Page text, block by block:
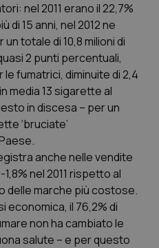
nel 2011 erano il 22,7%
di 15 anni, nel 2012 ne
totale di 10,8 milioni di
2 punti percentuali,
fumatrici, diminuite di 2,4
media 13 sigarette al
in discesa – per un
‘bruciate’
anche nelle vendite
nel 2011 rispetto al
delle marche più costose.
economica, il 76,2% di
non ha cambiato le
salute – e per questo